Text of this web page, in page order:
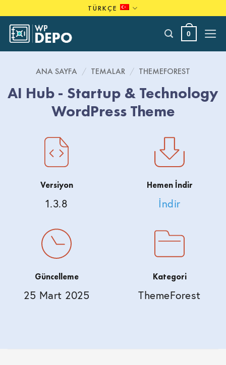
to
content
TÜRKÇE
0
ANA SAYFA / TEMALAR / THEMEFOREST
AI Hub - Startup & Technology
WordPress Theme
Versiyon
1.3.8
Hemen İndir
İndir
Güncelleme
25 Mart 2025
Kategori
ThemeForest